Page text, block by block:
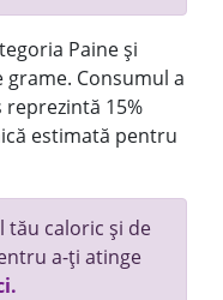
Paine și
Consumul a
15%
estimată pentru
tău caloric și de
a-ți atinge